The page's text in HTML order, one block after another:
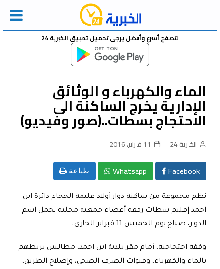
Skip
لتصفح أسرع وأفضل يرجى تحميل تطبيق الخبرية 24
الماء والكهرباء و الوثائق
الإدارية يخرج الساكنة الى
الاحتجاج بسطات..(صور وفيديو)
الخبرية 24 11 فبراير، 2016
Facebook
Whatsapp طباعة
نظم مجموعة من ساكنة دوار أولاد عليمة الحجام دائرة ابن
احمد إقليم سطات رفقة أعضاء جمعية محلية تحمل اسم
الدوار، صباح يوم الخميس 11 فبراير الجاري،
وقفة احتجاجية، أمام مقر بلدية ابن احمد، مطالبين بربطهم
بالماء والكهرباء، وقنوات الصرف الصحي، وإصلاح الطريق،